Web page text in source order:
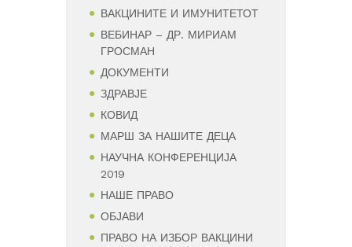
ВАКЦИНИТЕ И ИМУНИТЕТОТ
ВЕБИНАР – ДР. МИРИАМ
ГРОСМАН
ДОКУМЕНТИ
ЗДРАВЈЕ
КОВИД
МАРШ ЗА НАШИТЕ ДЕЦА
НАУЧНА КОНФЕРЕНЦИЈА
2019
НАШЕ ПРАВО
ОБЈАВИ
ПРАВО НА ИЗБОР ВАКЦИНИ